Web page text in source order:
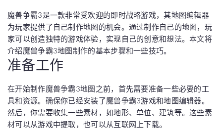
魔兽争霸3是一款非常受欢迎的即时战略游戏，其地图编辑器
为玩家提供了自己制作地图的机会。通过制作自己的地图，玩
家可以创造独特的游戏体验，实现自己的创意和想法。本文将
介绍魔兽争霸3地图制作的基本步骤和一些技巧。
准备工作
在开始制作魔兽争霸3地图之前，首先需要准备一些必要的工
具和资源。确保你已经安装了魔兽争霸3游戏和地图编辑器。
然后，你需要收集一些素材，如地形、单位、建筑等。这些素
材可以从游戏中提取，也可以从互联网上下载。